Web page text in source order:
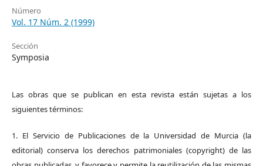
Número
Vol. 17 Núm. 2 (1999)
Sección
Symposia
Las obras que se publican en esta revista están sujetas a los
siguientes términos:
1. El Servicio de Publicaciones de la Universidad de Murcia (la
editorial) conserva los derechos patrimoniales (copyright) de las